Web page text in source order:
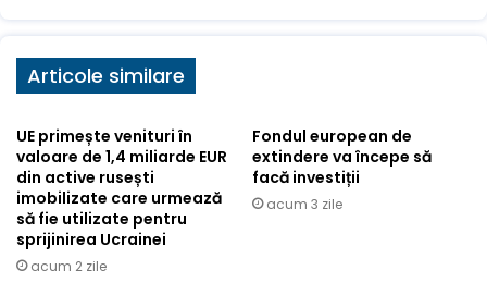
Articole similare
UE primește venituri în
valoare de 1,4 miliarde EUR
din active rusești
imobilizate care urmează
să fie utilizate pentru
sprijinirea Ucrainei
acum 2 zile
Fondul european de
extindere va începe să
facă investiții
acum 3 zile